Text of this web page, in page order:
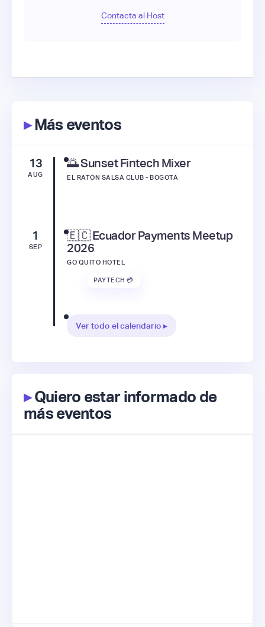
Contacta al Host
▸Más eventos
13
AUG
🌅 Sunset Fintech Mixer
EL RATÓN SALSA CLUB - BOGOTÁ
1
SEP
🇪🇨 Ecuador Payments Meetup
2026
GO QUITO HOTEL
PAYTECH 💳
Ver todo el calendario ▸
▸Quiero estar informado de
más eventos